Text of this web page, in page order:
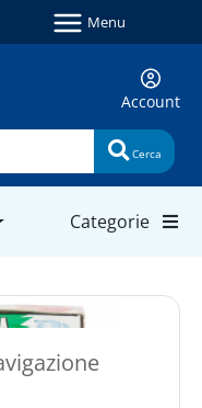
Menu
Account
Cerca
Categorie